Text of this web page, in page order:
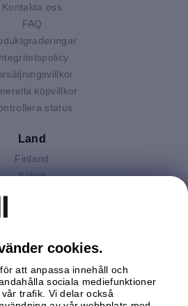
Kontakta oss
FAQ
köpvillkor
status
Land
Finland
Italien
Storbritannien
Tyskland
Österrike
cookies.
att anpassa innehåll och
sociala mediefunktioner
trafik. Vi delar också